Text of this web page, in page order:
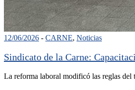
12/06/2026 - CARNE, Noticias
Sindicato de la Carne:
La reforma laboral modificó las reglas